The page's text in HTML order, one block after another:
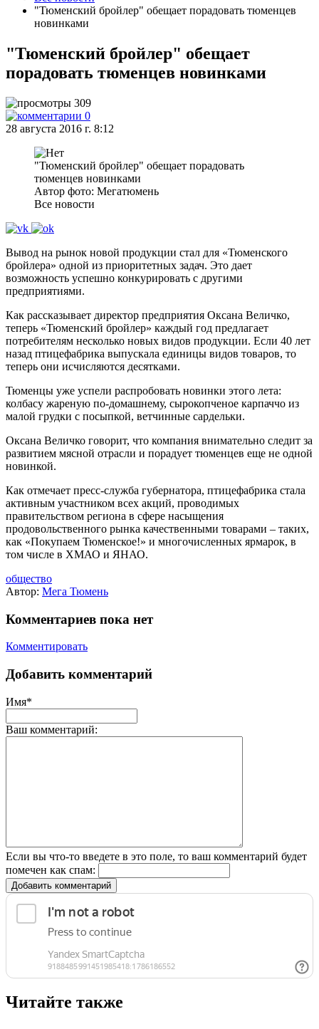
"Тюменский бройлер" обещает порадовать тюменцев
новинками
"Тюменский бройлер" обещает
порадовать тюменцев новинками
309
0
28 августа 2016 г. 8:12
"Тюменский бройлер" обещает порадовать
тюменцев новинками
Автор фото: Мегатюмень
Все новости
Вывод на рынок новой продукции стал для «Тюменского
бройлера» одной из приоритетных задач. Это дает
возможность успешно конкурировать с другими
предприятиями.
Как рассказывает директор предприятия Оксана Величко,
теперь «Тюменский бройлер» каждый год предлагает
потребителям несколько новых видов продукции. Если 40 лет
назад птицефабрика выпускала единицы видов товаров, то
теперь они исчисляются десятками.
Тюменцы уже успели распробовать новинки этого лета:
колбасу жареную по-домашнему, сырокопченое карпаччо из
малой грудки с посыпкой, ветчинные сардельки.
Оксана Величко говорит, что компания внимательно следит за
развитием мясной отрасли и порадует тюменцев еще не одной
новинкой.
Как отмечает пресс-служба губернатора, птицефабрика стала
активным участником всех акций, проводимых
правительством региона в сфере насыщения
продовольственного рынка качественными товарами – таких,
как «Покупаем Тюменское!» и многочисленных ярмарок, в
том числе в ХМАО и ЯНАО.
общество
Автор: Мега Тюмень
Комментариев пока нет
Комментировать
Добавить комментарий
Имя*
Ваш комментарий:
Если вы что-то введете в это поле, то ваш комментарий будет
помечен как спам:
Добавить комментарий
Читайте также